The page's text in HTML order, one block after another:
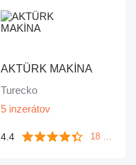
AKTÜRK MAKİNA
Turecko
5 inzerátov
4.4 18 recenzií